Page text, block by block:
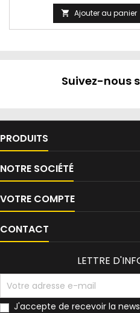
 Ajouter au panier
Suivez-nous
PRODUITS
NOTRE SOCIÉTÉ
VOTRE COMPTE
CONTACT
LETTRE
J'accepte de recevoir la